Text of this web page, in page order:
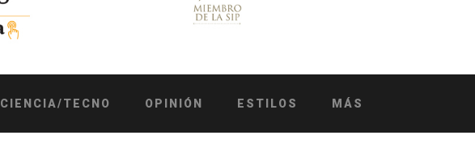
CIENCIA/TECNO OPINIÓN ESTILOS MÁS